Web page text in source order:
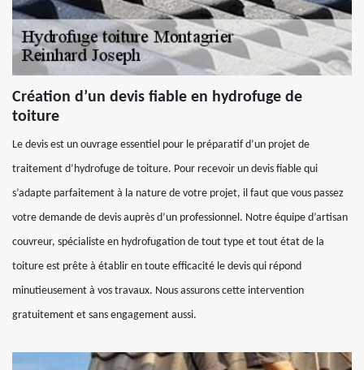
Création d’un devis fiable en hydrofuge de
toiture
Le devis est un ouvrage essentiel pour le préparatif d’un projet de
traitement d’hydrofuge de toiture. Pour recevoir un devis fiable qui
s’adapte parfaitement à la nature de votre projet, il faut que vous passez
votre demande de devis auprès d’un professionnel. Notre équipe d’artisan
couvreur, spécialiste en hydrofugation de tout type et tout état de la
toiture est prête à établir en toute efficacité le devis qui répond
minutieusement à vos travaux. Nous assurons cette intervention
gratuitement et sans engagement aussi.